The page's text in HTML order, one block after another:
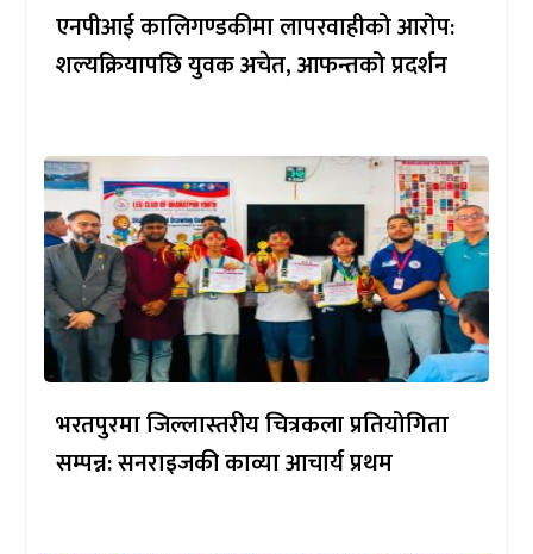
एनपीआई कालिगण्डकीमा लापरवाहीको आरोप:
शल्यक्रियापछि युवक अचेत, आफन्तको प्रदर्शन
भरतपुरमा जिल्लास्तरीय चित्रकला प्रतियोगिता
सम्पन्न: सनराइजकी काव्या आचार्य प्रथम